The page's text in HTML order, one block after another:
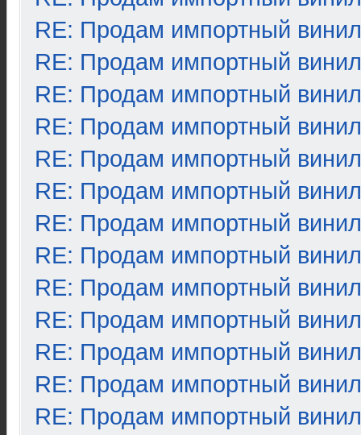
RE: Продам импортный винил
RE: Продам импортный винил
RE: Продам импортный винил
RE: Продам импортный винил
RE: Продам импортный винил
RE: Продам импортный винил
RE: Продам импортный винил
RE: Продам импортный винил
RE: Продам импортный винил
RE: Продам импортный винил
RE: Продам импортный винил
RE: Продам импортный винил
RE: Продам импортный винил